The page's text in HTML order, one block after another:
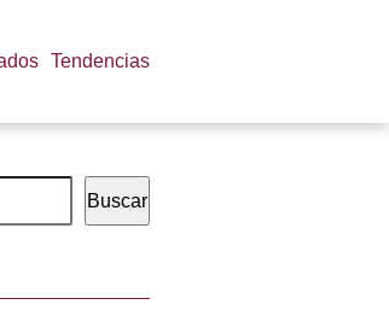
Tendencias
Buscar